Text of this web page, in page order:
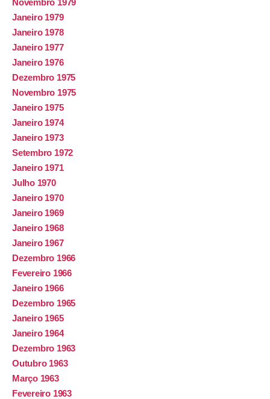
Janeiro 1979
Janeiro 1978
Janeiro 1977
Janeiro 1976
Dezembro 1975
Novembro 1975
Janeiro 1975
Janeiro 1974
Janeiro 1973
Setembro 1972
Janeiro 1971
Julho 1970
Janeiro 1970
Janeiro 1969
Janeiro 1968
Janeiro 1967
Dezembro 1966
Fevereiro 1966
Janeiro 1966
Dezembro 1965
Janeiro 1965
Janeiro 1964
Dezembro 1963
Outubro 1963
Março 1963
Fevereiro 1963